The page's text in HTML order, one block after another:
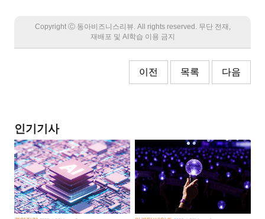
Copyright Ⓒ 동아비즈니스리뷰. All rights reserved. 무단 전재,
재배포 및 AI학습 이용 금지
이전 목록 다음
인기기사